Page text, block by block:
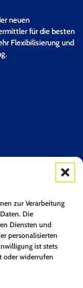
zur Verarbeitung
Die
Diensten und
personalisierten
ist stets
oder widerrufen
neuen
für die besten
Flexibilisierung und